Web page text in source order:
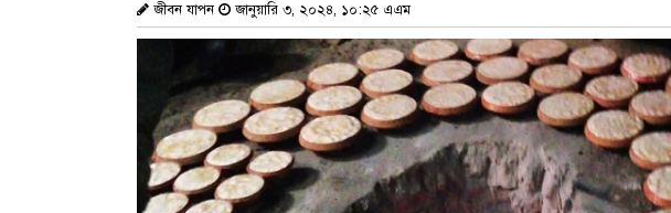
জীবন যাপন জানুয়ারি ৩, ২০২৪, ১০:২৫ এএম